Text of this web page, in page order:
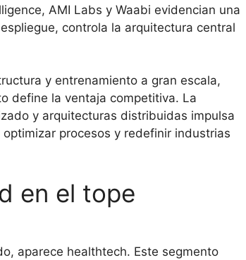
AMI Labs y Waabi evidencian una
controla la arquitectura central
y entrenamiento a gran escala,
define la ventaja competitiva. La
y arquitecturas distribuidas impulsa
procesos y redefinir industrias
en el tope
aparece healthtech. Este segmento